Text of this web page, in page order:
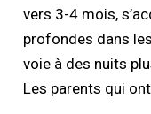
vers 3-4 mois,
profondes dans
voie à des nuits
Les parents qui